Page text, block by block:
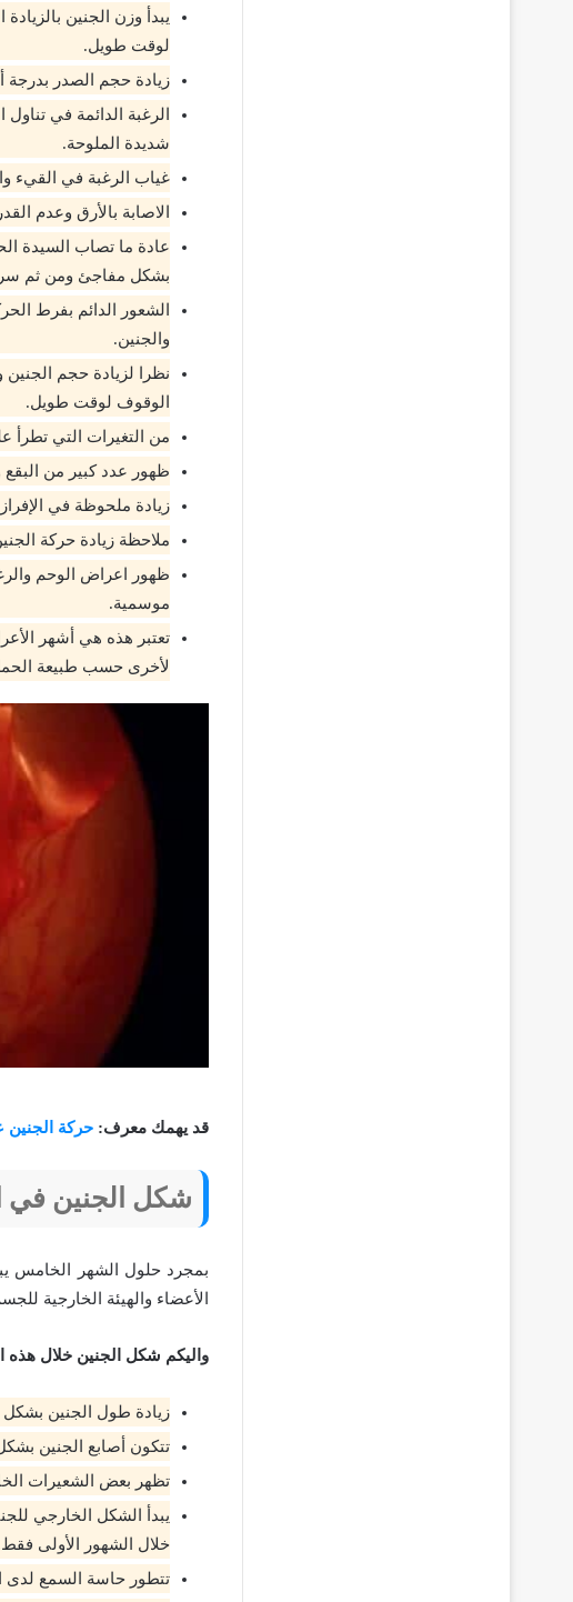
يبدأ وزن الجنين
لوقت طويل.
زيادة حجم الصدر بدرجة
الرغبة الدائمة في
شديدة الملوحة.
غياب الرغبة في القيء
الاصابة بالأرق وعدم
عادة ما تصاب السيدة
بشكل مفاجئ ومن ثم
الشعور الدائم بفرط
والجنين.
نظرا لزيادة حجم
الوقوف لوقت طويل.
من التغيرات التي تطرأ
ظهور عدد كبير من
زيادة ملحوظة في
ملاحظة زيادة حركة
ظهور اعراض الوحم
موسمية.
تعتبر هذه هي أشهر
لأخرى حسب طبيعة
قد يهمك معرف: حركة الجنين
شكل الجنين في
بمجرد حلول الشهر الخامس
الأعضاء والهيئة الخارجية
واليكم شكل الجنين خلال هذه
زيادة طول الجنين بشكل
تتكون أصابع الجنين
تظهر بعض الشعيرات
يبدأ الشكل الخارجي
خلال الشهور الأولى
تتطور حاسة السمع لدى